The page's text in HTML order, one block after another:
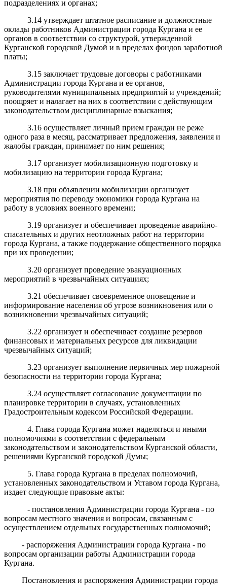
подразделениях и органах;
3.14 утверждает штатное расписание и должностные
оклады работников Администрации города Кургана и ее
органов в соответствии со структурой, утвержденной
Курганской городской Думой и в пределах фондов заработной
платы;
3.15 заключает трудовые договоры с работниками
Администрации города Кургана и ее органов,
руководителями муниципальных предприятий и учреждений;
поощряет и налагает на них в соответствии с действующим
законодательством дисциплинарные взыскания;
3.16 осуществляет личный прием граждан не реже
одного раза в месяц, рассматривает предложения, заявления и
жалобы граждан, принимает по ним решения;
3.17 организует мобилизационную подготовку и
мобилизацию на территории города Кургана;
3.18 при объявлении мобилизации организует
мероприятия по переводу экономики города Кургана на
работу в условиях военного времени;
3.19 организует и обеспечивает проведение аварийно-
спасательных и других неотложных работ на территории
города Кургана, а также поддержание общественного порядка
при их проведении;
3.20 организует проведение эвакуационных
мероприятий в чрезвычайных ситуациях;
3.21 обеспечивает своевременное оповещение и
информирование населения об угрозе возникновения или о
возникновении чрезвычайных ситуаций;
3.22 организует и обеспечивает создание резервов
финансовых и материальных ресурсов для ликвидации
чрезвычайных ситуаций;
3.23 организует выполнение первичных мер пожарной
безопасности на территории города Кургана;
3.24 осуществляет согласование документации по
планировке территории в случаях, установленных
Градостроительным кодексом Российской Федерации.
4. Глава города Кургана может наделяться и иными
полномочиями в соответствии с федеральным
законодательством и законодательством Курганской области,
решениями Курганской городской Думы;
5. Глава города Кургана в пределах полномочий,
установленных законодательством и Уставом города Кургана,
издает следующие правовые акты:
- постановления Администрации города Кургана - по
вопросам местного значения и вопросам, связанным с
осуществлением отдельных государственных полномочий;
- распоряжения Администрации города Кургана - по
вопросам организации работы Администрации города
Кургана.
Постановления и распоряжения Администрации города